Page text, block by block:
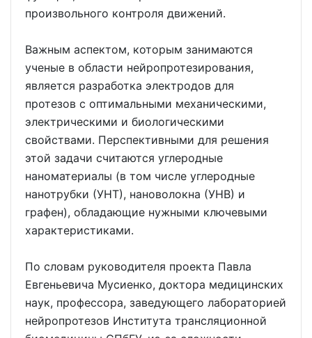
произвольного контроля движений.
Важным аспектом, которым занимаются
ученые в области нейропротезирования,
является разработка электродов для
протезов с оптимальными механическими,
электрическими и биологическими
свойствами. Перспективными для решения
этой задачи считаются углеродные
наноматериалы (в том числе углеродные
нанотрубки (УНТ), нановолокна (УНВ) и
графен), обладающие нужными ключевыми
характеристиками.
По словам руководителя проекта Павла
Евгеньевича Мусиенко, доктора медицинских
наук, профессора, заведующего лабораторией
нейропротезов Института трансляционной